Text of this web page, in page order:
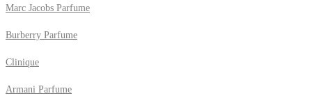
Marc Jacobs Parfume
Burberry Parfume
Clinique
Armani Parfume